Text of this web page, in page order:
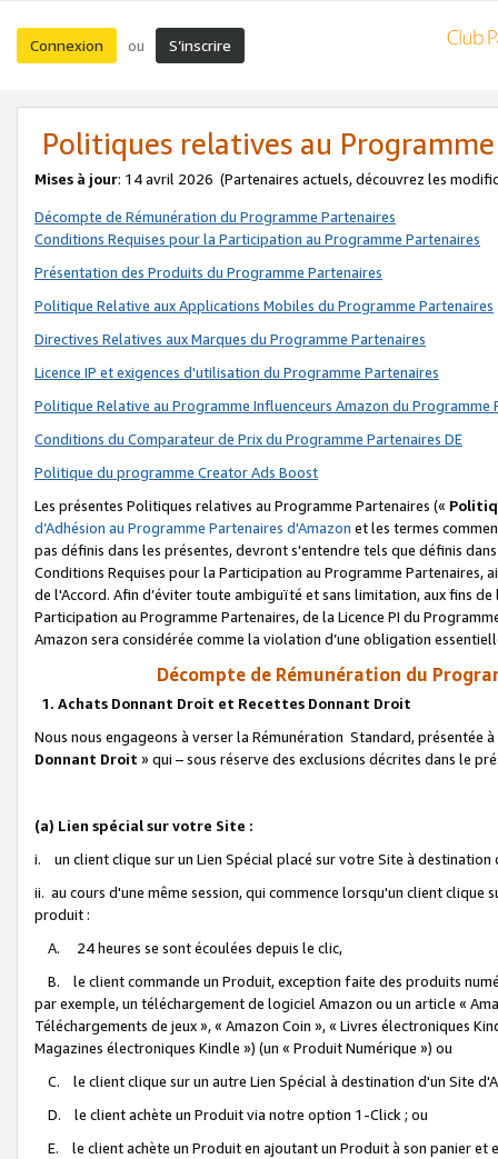
Connexion ou S’inscrire
Politiques relatives au
Mises à jour: 14 avril 2026 (Partenaires actuels, découvrez les
Décompte de Rémunération du Programme Partenaires
Conditions Requises pour la Participation au Programme Partenaires
Présentation des Produits du Programme Partenaires
Politique Relative aux Applications Mobiles du Programme Partenaires
Directives Relatives aux Marques du Programme Partenaires
Licence IP et exigences d'utilisation du Programme Partenaires
Politique Relative au Programme Influenceurs Amazon du Programme
Conditions du Comparateur de Prix du Programme Partenaires DE
Politique du programme Creator Ads Boost
Les présentes Politiques relatives au Programme Partenaires («
d’Adhésion au Programme Partenaires d'Amazon et les termes
pas définis dans les présentes, devront s'entendre tels que définis
Conditions Requises pour la Participation au Programme Partenaires,
de l'Accord. Afin d’éviter toute ambiguïté et sans limitation, aux fins
Participation au Programme Partenaires, de la Licence PI du
Amazon sera considérée comme la violation d’une obligation
Décompte de Rémunération du
1. Achats Donnant Droit et Recettes Donnant Droit
Nous nous engageons à verser la Rémunération Standard, présentée
Donnant Droit » qui – sous réserve des exclusions décrites dans le
(a) Lien spécial sur votre Site :
i. un client clique sur un Lien Spécial placé sur votre Site à destination
ii. au cours d'une même session, qui commence lorsqu'un client
produit :
A. 24 heures se sont écoulées depuis le clic,
B. le client commande un Produit, exception faite des produits
par exemple, un téléchargement de logiciel Amazon ou un article «
Téléchargements de jeux », « Amazon Coin », « Livres électroniques
Magazines électroniques Kindle ») (un « Produit Numérique ») ou
C. le client clique sur un autre Lien Spécial à destination d'un Site
D. le client achète un Produit via notre option 1-Click ; ou
E. le client achète un Produit en ajoutant un Produit à son panier et